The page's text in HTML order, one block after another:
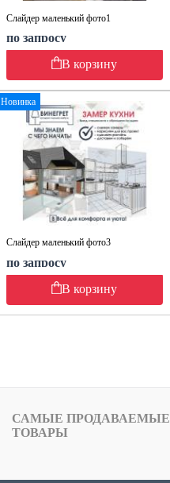
Слайдер маленький фото1
по запросу
В корзину
Новинка
Слайдер маленький фото3
по запросу
В корзину
САМЫЕ ПРОДАВАЕМЫЕ
ТОВАРЫ